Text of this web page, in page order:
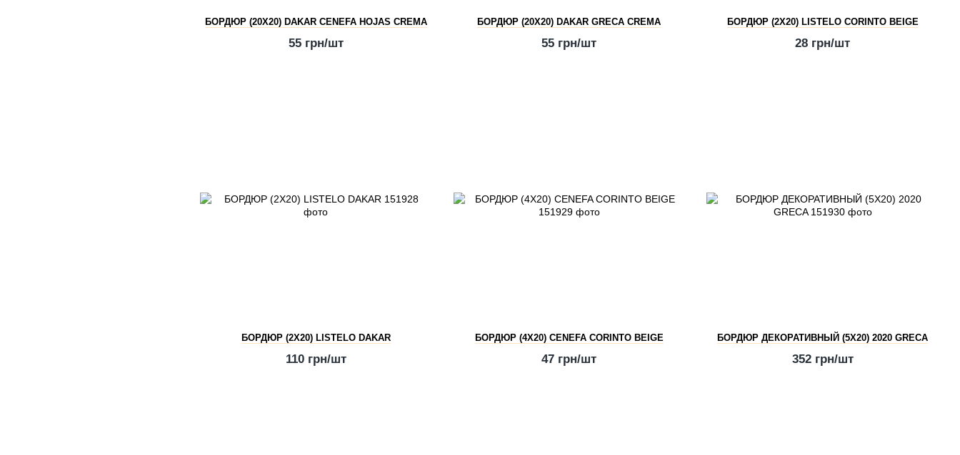
БОРДЮР (20Х20) DAKAR CENEFA HOJAS CREMA
55 грн/шт
БОРДЮР (20Х20) DAKAR GRECA CREMA
55 грн/шт
БОРДЮР (2Х20) LISTELO CORINTO BEIGE
28 грн/шт
БОРДЮР (2Х20) LISTELO DAKAR
110 грн/шт
БОРДЮР (4Х20) CENEFA CORINTO BEIGE
47 грн/шт
БОРДЮР ДЕКОРАТИВНЫЙ (5Х20) 2020 GRECA
352 грн/шт